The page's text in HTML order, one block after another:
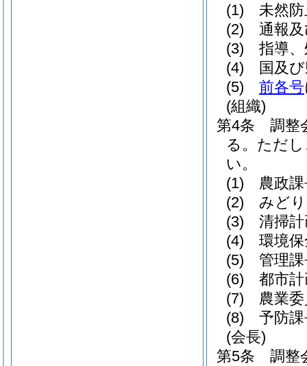
(1)
未然
(2)
通報
(3)
指導
(4)
国及
(5)
前各号
(組織)
第4条
調整
る。 ただ
い。
(1)
農政
(2)
みど
(3)
清掃
(4)
環境
(5)
管理
(6)
都市
(7)
農業
(8)
予防
(会長)
第5条
調整